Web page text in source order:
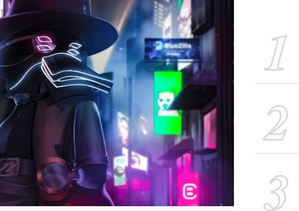
1
2
3